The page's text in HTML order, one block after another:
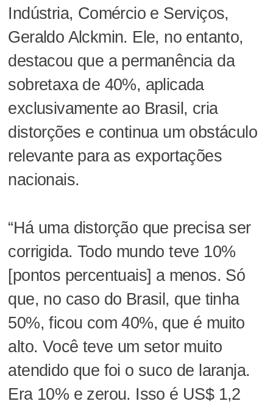
Indústria, Comércio e Serviços,
Geraldo Alckmin. Ele, no entanto,
destacou que a permanência da
sobretaxa de 40%, aplicada
exclusivamente ao Brasil, cria
distorções e continua um obstáculo
relevante para as exportações
nacionais.
“Há uma distorção que precisa ser
corrigida. Todo mundo teve 10%
[pontos percentuais] a menos. Só
que, no caso do Brasil, que tinha
50%, ficou com 40%, que é muito
alto. Você teve um setor muito
atendido que foi o suco de laranja.
Era 10% e zerou. Isso é US$ 1,2